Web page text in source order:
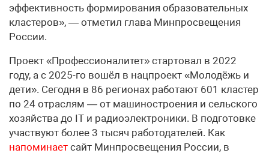
эффективность формирования образовательных
кластеров», — отметил глава Минпросвещения
России.
Проект «Профессионалитет» стартовал в 2022
году, а с 2025-го вошёл в нацпроект «Молодёжь и
дети». Сегодня в 86 регионах работают 601 кластер
по 24 отраслям — от машиностроения и сельского
хозяйства до IT и радиоэлектроники. В подготовке
участвуют более 3 тысяч работодателей. Как
напоминает сайт Минпросвещения России, в